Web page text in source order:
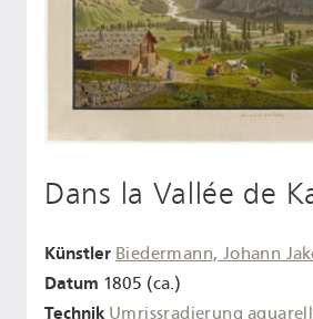
Dans la Vallée de
Künstler Biedermann, Johann
Datum 1805 (ca.)
Technik Umrissradierung